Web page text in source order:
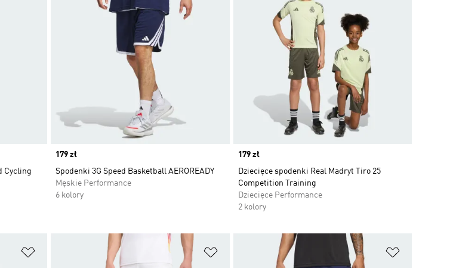
Cycling
Price
179 zł
Spodenki 3G Speed Basketball AEROREADY
Męskie Performance
6 kolory
Price
179 zł
Dziecięce spodenki Real Madryt Tiro 25
Competition Training
Dziecięce Performance
2 kolory
Dodaj do listy życzeń Dodaj do listy życzeń